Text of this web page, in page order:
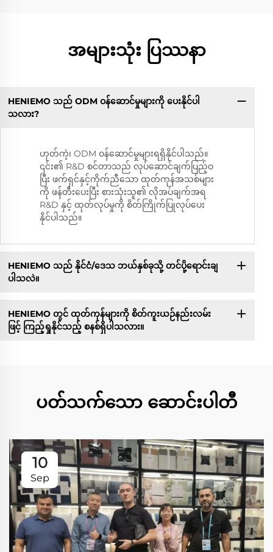
အများသုံး ပြဿနာ
HENIEMO သည် ODM ဝန်ဆောင်မှုများကို ပေးနိုင်ပါ
သလား?
ဟုတ်ကဲ့၊ ODM ဝန်ဆောင်မှုများရရှိနိုင်ပါသည်။
၎င်း၏ R&D စင်တာသည် လုပ်ဆောင်ချက်ပြည့်ဝ
ပြီး ဖက်ရှင်နှင့်ကိုက်ညီသော ထုတ်ကုန်အသစ်များ
ကို ဖန်တီးပေးပြီး စားသုံးသူ၏ လိုအပ်ချက်အရ
R&D နှင့် ထုတ်လုပ်မှုကို စိတ်ကြိုက်ပြုလုပ်ပေး
နိုင်ပါသည်။
HENIEMO သည် နိုင်ငံ/ဒေသ ဘယ်နှစ်ခုသို့ တင်ပို့ရောင်းချ
ပါသလဲ။
HENIEMO တွင် ထုတ်ကုန်များကို စိတ်ကူးယဉ်နည်းလမ်း
ဖြင့် ကြည့်ရှုနိုင်သည့် စနစ်ရှိပါသလား။
ပတ်သက်သော ဆောင်းပါတီ
10
Sep